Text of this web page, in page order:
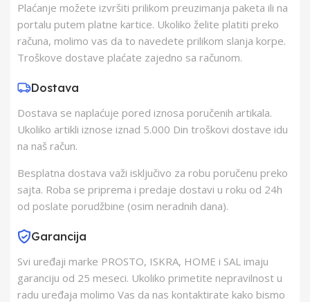
Proizvođač
Schukat Electronic
gmbh
Zemlja Uvoza Kina
Plaćanje možete izvršiti prilikom preuzimanja paketa ili na
portalu putem platne kartice. Ukoliko želite platiti preko
računa, molimo vas da to navedete prilikom slanja korpe.
Troškove dostave plaćate zajedno sa računom.
Dostava
Dostava se naplaćuje pored iznosa poručenih artikala.
Ukoliko artikli iznose iznad 5.000 Din troškovi dostave idu
na naš račun.
Besplatna dostava važi isključivo za robu poručenu preko
sajta. Roba se priprema i predaje dostavi u roku od 24h
od poslate porudžbine (osim neradnih dana).
Garancija
Svi uređaji marke PROSTO, ISKRA, HOME i SAL imaju
garanciju od 25 meseci. Ukoliko primetite nepravilnost u
radu uređaja molimo Vas da nas kontaktirate kako bismo